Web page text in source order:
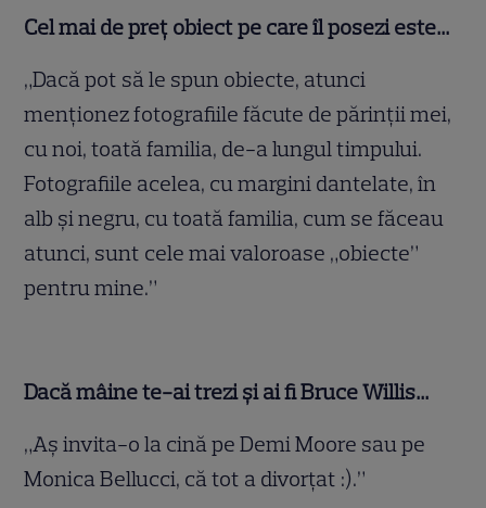
Cel mai de preţ obiect pe care îl posezi este…
„Dacă pot să le spun obiecte, atunci
menţionez fotografiile făcute de părinţii mei,
cu noi, toată familia, de-a lungul timpului.
Fotografiile acelea, cu margini dantelate, în
alb şi negru, cu toată familia, cum se făceau
atunci, sunt cele mai valoroase „obiecte”
pentru mine.”
Dacă mâine te-ai trezi şi ai fi Bruce Willis…
„Aş invita-o la cină pe Demi Moore sau pe
Monica Bellucci, că tot a divorţat :).”